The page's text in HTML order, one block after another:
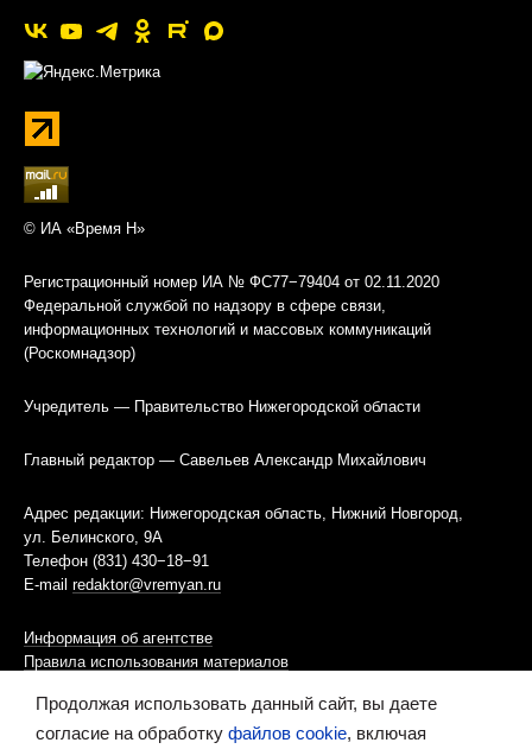
© ИА «Время Н»
Регистрационный номер ИА № ФС77−79404 от 02.11.2020
Федеральной службой по надзору в сфере связи,
информационных технологий и массовых коммуникаций
(Роскомнадзор)
Учредитель — Правительство Нижегородской области
Главный редактор — Савельев Александр Михайлович
Адрес редакции: Нижегородская область, Нижний Новгород,
ул. Белинского, 9А
Телефон (831) 430−18−91
E-mail redaktor@vremyan.ru
Информация об агентстве
Правила использования материалов
Информационная политика использования «cookies»-файлов
Продолжая использовать данный сайт, вы даете
согласие на обработку файлов cookie, включая